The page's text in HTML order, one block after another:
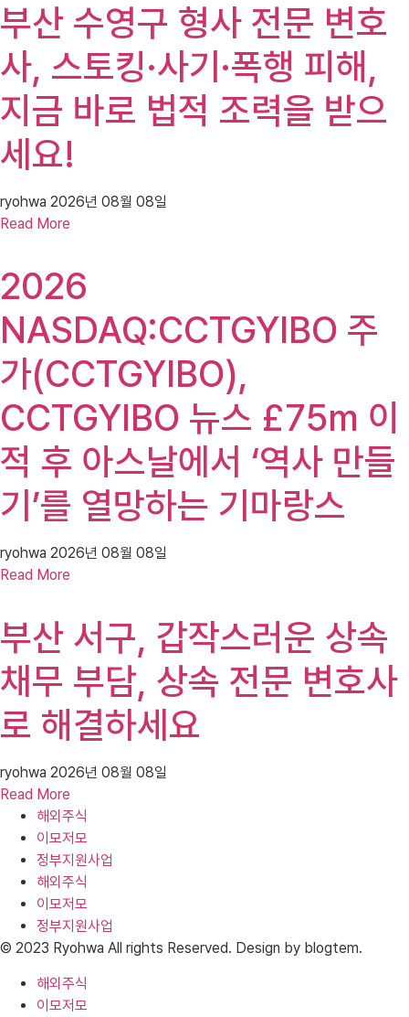
부산 수영구 형사 전문 변호
사, 스토킹·사기·폭행 피해,
지금 바로 법적 조력을 받으
세요!
ryohwa 2026년 08월 08일
Read More
2026
NASDAQ:CCTGYIBO 주
가(CCTGYIBO),
CCTGYIBO 뉴스 £75m 이
적 후 아스날에서 ‘역사 만들
기’를 열망하는 기마랑스
ryohwa 2026년 08월 08일
Read More
부산 서구, 갑작스러운 상속
채무 부담, 상속 전문 변호사
로 해결하세요
ryohwa 2026년 08월 08일
Read More
해외주식
이모저모
정부지원사업
해외주식
이모저모
정부지원사업
© 2023 Ryohwa All rights Reserved. Design by blogtem.
해외주식
이모저모